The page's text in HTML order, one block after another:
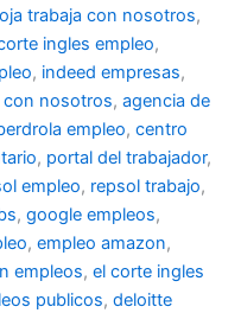
trabaja con nosotros,
ingles empleo,
, indeed empresas,
con nosotros, agencia de
empleo, centro
, portal del trabajador,
empleo, repsol trabajo,
, google empleos,
, empleo amazon,
empleos, el corte ingles
publicos, deloitte